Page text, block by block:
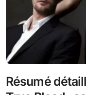
Résumé